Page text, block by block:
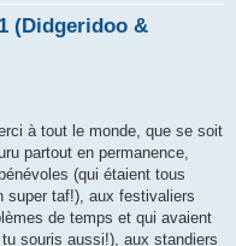
(Didgeridoo &
à tout le monde, que se soit
partout en permanence,
(qui étaient tous
super taf!), aux festivaliers
de temps et qui avaient
souris aussi!), aux standiers